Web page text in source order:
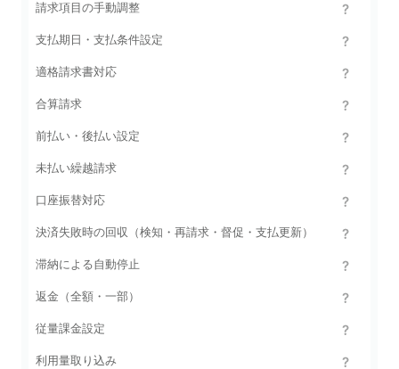
請求項目の手動調整
支払期日・支払条件設定
適格請求書対応
合算請求
前払い・後払い設定
未払い繰越請求
口座振替対応
決済失敗時の回収（検知・再請求・督促・支払更新）
滞納による自動停止
返金（全額・一部）
従量課金設定
利用量取り込み